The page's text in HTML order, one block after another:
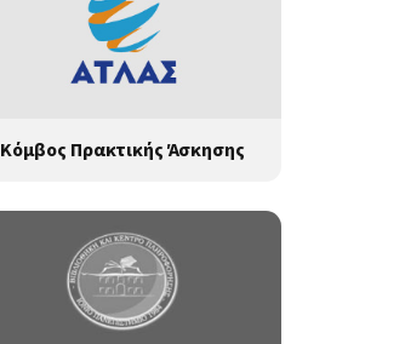
Κόμβος Πρακτικής Άσκησης